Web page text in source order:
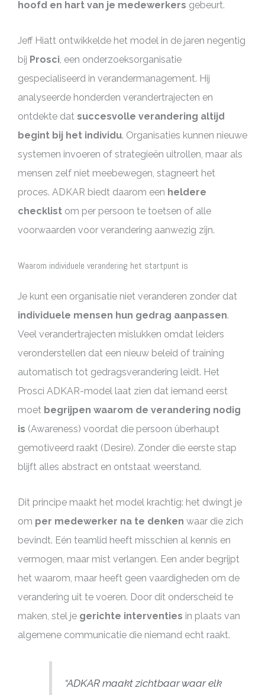
hoofd en hart van je medewerkers gebeurt.
Jeff Hiatt ontwikkelde het model in de jaren negentig
bij Prosci, een onderzoeksorganisatie
gespecialiseerd in verandermanagement. Hij
analyseerde honderden verandertrajecten en
ontdekte dat succesvolle verandering altijd
begint bij het individu. Organisaties kunnen nieuwe
systemen invoeren of strategieën uitrollen, maar als
mensen zelf niet meebewegen, stagneert het
proces. ADKAR biedt daarom een heldere
checklist om per persoon te toetsen of alle
voorwaarden voor verandering aanwezig zijn.
Waarom individuele verandering het startpunt is
Je kunt een organisatie niet veranderen zonder dat
individuele mensen hun gedrag aanpassen.
Veel verandertrajecten mislukken omdat leiders
veronderstellen dat een nieuw beleid of training
automatisch tot gedragsverandering leidt. Het
Prosci ADKAR-model laat zien dat iemand eerst
moet begrijpen waarom de verandering nodig
is (Awareness) voordat die persoon überhaupt
gemotiveerd raakt (Desire). Zonder die eerste stap
blijft alles abstract en ontstaat weerstand.
Dit principe maakt het model krachtig: het dwingt je
om per medewerker na te denken waar die zich
bevindt. Eén teamlid heeft misschien al kennis en
vermogen, maar mist verlangen. Een ander begrijpt
het waarom, maar heeft geen vaardigheden om de
verandering uit te voeren. Door dit onderscheid te
maken, stel je gerichte interventies in plaats van
algemene communicatie die niemand echt raakt.
“ADKAR maakt zichtbaar waar elk